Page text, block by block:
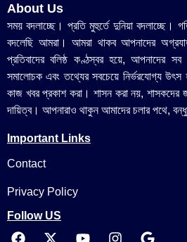
About Us
সময় বদলাচ্ছে। প্রতি মুহুর্তে দুনিয়া বদলাচ্ছে।
বদলেছি আমরা। আমরা থাকব আপনাদের
প্রতিবাদের বলিষ্ঠ কণ্ঠস্বর হয়ে, আপনাদের
সমালোচক এবং তথ্যের সবচেয়ে নির্ভরযোগ্য উ‍ৎস
কাজ খবর প্রকাশ করা। শাসন করা নয়, শাসকদের
দায়িত্ব। আপনারাও থাকুন আমাদের চলার পথে,
Important Links
Contact
Privacy Policy
Follow US